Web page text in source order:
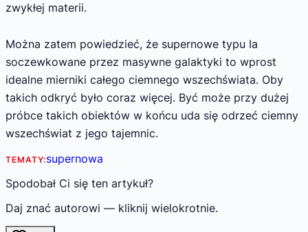
zwykłej materii.
Można zatem powiedzieć, że supernowe typu Ia
soczewkowane przez masywne galaktyki to wprost
idealne mierniki całego ciemnego wszechświata. Oby
takich odkryć było coraz więcej. Być może przy dużej
próbce takich obiektów w końcu uda się odrzeć ciemny
wszechświat z jego tajemnic.
TEMATY:supernowa
Spodobał Ci się ten artykuł?
Daj znać autorowi — kliknij wielokrotnie.